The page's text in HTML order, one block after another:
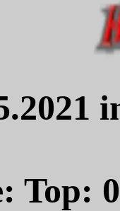
Top: 0